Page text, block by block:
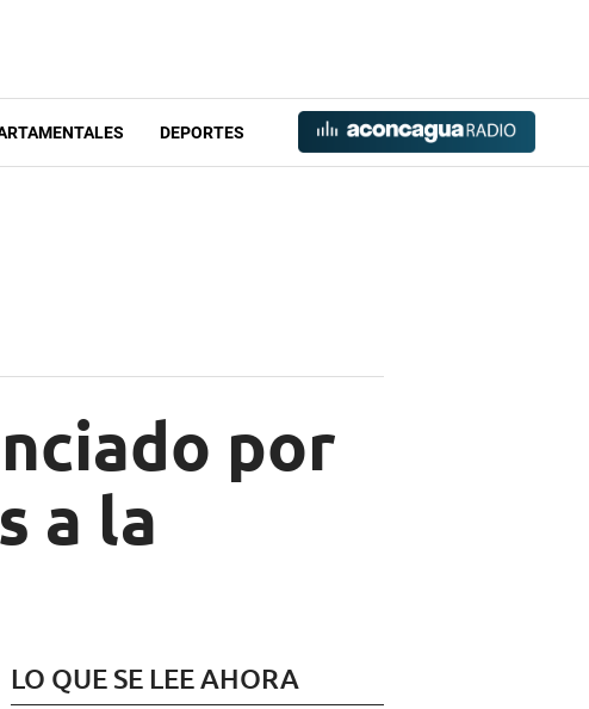
DEPORTES
por
a la
LO QUE SE LEE AHORA